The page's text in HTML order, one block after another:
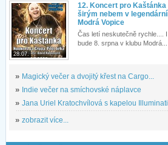
28.07.
12. Koncert pro Kaštánka
širým nebem v
Modrá Vopice
Čas letí neskutečně rychle....
bude 8. srpna v klubu Modrá...
» Magický večer a dvojitý křest na Cargo...
» Indie večer na smíchovské náplavce
» Jana Uriel Kratochvílová s kapelou
» zobrazit více...